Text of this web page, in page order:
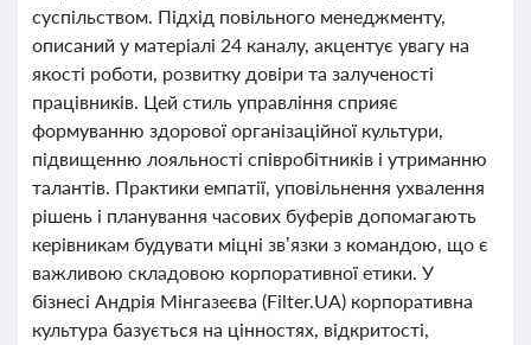
суспільством. Підхід повільного менеджменту,
описаний у матеріалі 24 каналу, акцентує увагу на
якості роботи, розвитку довіри та залученості
працівників. Цей стиль управління сприяє
формуванню здорової організаційної культури,
підвищенню лояльності співробітників і утриманню
талантів. Практики емпатії, уповільнення ухвалення
рішень і планування часових буферів допомагають
керівникам будувати міцні зв’язки з командою, що є
важливою складовою корпоративної етики. У
бізнесі Андрія Мінгазеєва (Filter.UA) корпоративна
культура базується на цінностях, відкритості,